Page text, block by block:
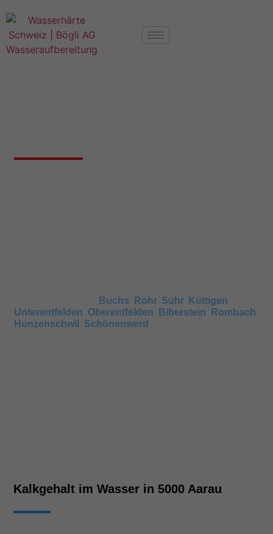
Buchs Rohr, Suhr, Küttigen
Unterentfelden Oberentfelden Biberstein Rombach
Hunzenschwil
Schönenwerd
Kalkgehalt im Wasser in 5000 Aarau